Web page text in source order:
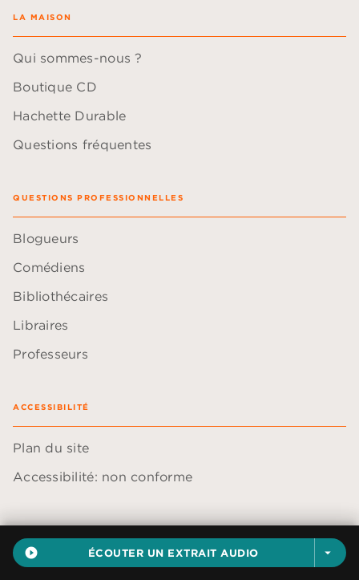
play_circle_filled ÉCOUTER UN EXTRAIT AUDIO arrow_drop_down
LA MAISON
Qui sommes-nous ?
Boutique CD
Hachette Durable
Questions fréquentes
QUESTIONS PROFESSIONNELLES
Blogueurs
Comédiens
Bibliothécaires
Libraires
Professeurs
ACCESSIBILITÉ
Plan du site
Accessibilité: non conforme
Données personnelles